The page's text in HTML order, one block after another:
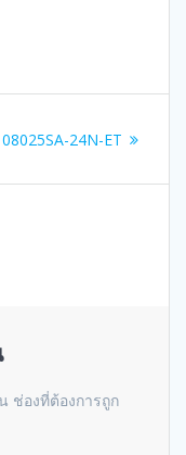
Next
08025SA-24N-ET
ช่องที่ต้องการถูก